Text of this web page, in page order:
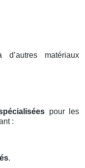
matériaux
pour les
:
.